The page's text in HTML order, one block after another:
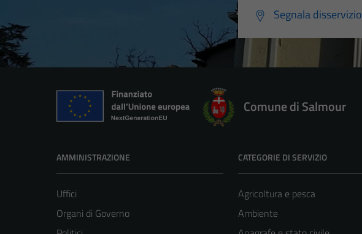
Segnala disservizio
Comune di Salmour
AMMINISTRAZIONE
Uffici
Organi di Governo
CATEGORIE DI SERVIZIO
Agricoltura e pesca
Ambiente